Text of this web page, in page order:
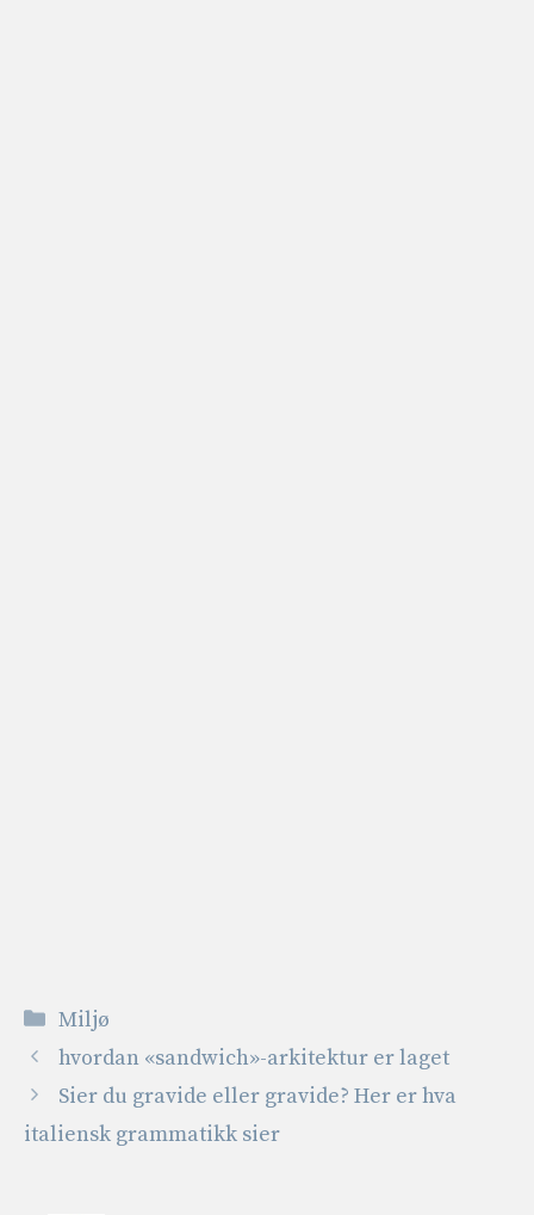
Kategorier
Miljø
hvordan «sandwich»-arkitektur er laget
Sier du gravide eller gravide? Her er hva
italiensk grammatikk sier